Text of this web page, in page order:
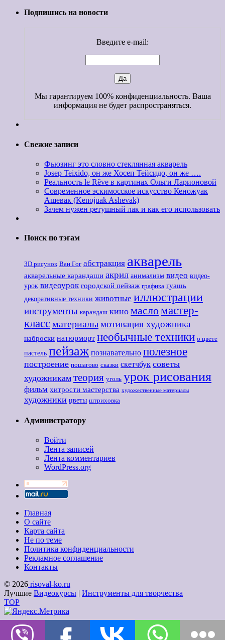
Подпишись на новости
Введите e-mail:
Мы гарантируем 100% конфиденциальность. Ваша
информация не будет распространяться.
Свежие записи
Фьюзинг это словно стеклянная акварель
Josep Teixido, он же Хосеп Тейсидо, он же ….
Реальность le Rêve в картинах Ольги Ларионовой
Современное эскимосское искусство Кеножуак
Ашевак (Kenojuak Ashevak)
Зачем нужен ретушный лак и как его использовать
Поиск по тэгам
3D рисунок Ван Гог абстракция акварель
акварельные карандаши акрил анимализм видео видео-
урок видеоурок городской пейзаж графика гуашь
декоративные техники животные иллюстрации
инструменты карандаш кино масломастер-
классматериалымотивация художника
наброски натюрморт необычные техники о цвете
пастель пейзаж познавательно полезное
построение пошагово сказки скетчбук советы
художникам теория уголь урок рисования
фильм хитрости мастерства художественные материалы
художники цветы штриховка
Администратору
Войти
Лента записей
Лента комментариев
WordPress.org
Главная
О сайте
Карта сайта
Не по теме
Политика конфиденциальности
Рекламное соглашение
Контакты
© 2026 risoval-ko.ru
Лучшие Видеокурсы | Инструменты для творчества
TOP